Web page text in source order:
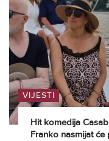
VIJESTI
Hit komedija
Franko nasmijat